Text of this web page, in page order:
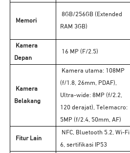
Memori
8GB/256GB (Extended
RAM 3GB)
Kamera
Depan
16 MP (F/2.5)
Kamera
Belakang
Kamera utama: 108MP
(f/1.8, 26mm, PDAF),
Ultra-wide: 8MP (f/2.2,
120 derajat), Telemacro:
5MP (f/2.4, 50mm, AF)
Fitur Lain
NFC, Bluetooth 5.2, Wi-Fi
6, sertifikasi IP53